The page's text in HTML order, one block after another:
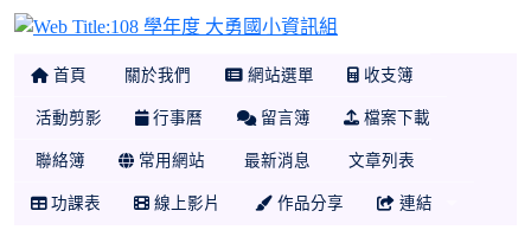
首頁 關於我們 網站選單 收支簿
活動剪影 行事曆 留言簿 檔案下載
聯絡簿 常用網站 最新消息 文章列表
功課表 線上影片 作品分享 連結